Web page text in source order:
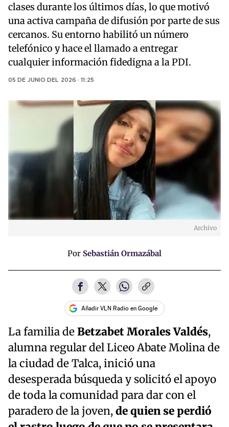
clases durante los últimos días, lo que motivó
una activa campaña de difusión por parte de sus
cercanos. Su entorno habilitó un número
telefónico y hace el llamado a entregar
cualquier información fidedigna a la PDI.
05 DE JUNIO DEL 2026 · 11:25
Archivo
Por Sebastián Ormazábal
Añadir VLN Radio en Google
La familia deBetzabet Morales Valdés,
alumna regular del Liceo Abate Molina de
la ciudad de Talca, inició una
desesperada búsqueda y solicitó el apoyo
de toda la comunidad para dar con el
paradero de la joven,de quien se perdió